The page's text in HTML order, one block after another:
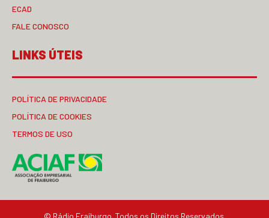
ECAD
FALE CONOSCO
LINKS ÚTEIS
POLÍTICA DE PRIVACIDADE
POLÍTICA DE COOKIES
TERMOS DE USO
© Rádio Fraiburgo. Todos os Direitos Reservados.